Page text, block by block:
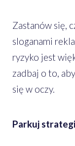
Zastanów się,
sloganami
ryzyko jest
zadbaj o to,
się w oczy.
Parkuj